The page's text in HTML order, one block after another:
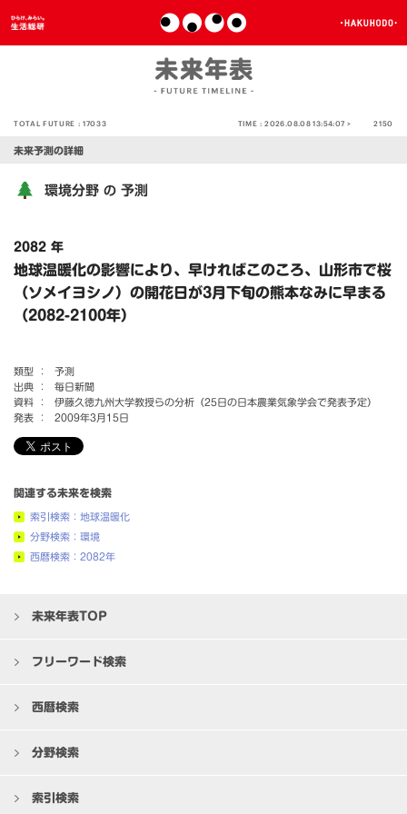
TOTAL FUTURE :17033 TIME :2026.08.08 13:54:07 > 2150
未来予測の詳細
環境分野 の 予測
2082 年
地球温暖化の影響により、早ければこのころ、山形市で桜
（ソメイヨシノ）の開花日が3月下旬の熊本なみに早まる
（2082-2100年）
類型 ：
予測
出典 ：
毎日新聞
資料 ：
伊藤久徳九州大学教授らの分析（25日の日本農業気象学会で発表予定）
発表 ：
2009年3月15日
関連する未来を検索
索引検索：地球温暖化
分野検索：環境
西暦検索：2082年
未来年表TOP
フリーワード検索
西暦検索
分野検索
索引検索